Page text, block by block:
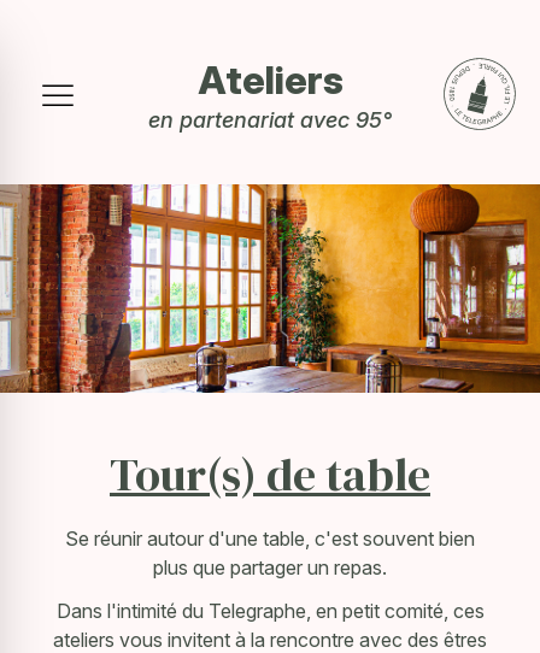
Ateliers
en partenariat avec 95°
Tour(s) de table
Se réunir autour d'une table, c'est souvent bien
plus que partager un repas.
Dans l'intimité du Telegraphe, en petit comité, ces
ateliers vous invitent à la rencontre avec des êtres